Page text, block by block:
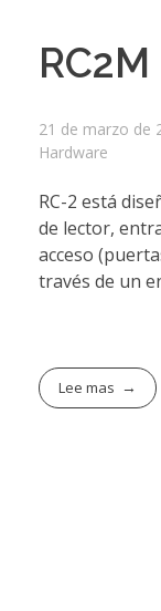
RC2M
21 de marzo de
Hardware
RC-2 está
de lector,
acceso
través de un
Lee mas